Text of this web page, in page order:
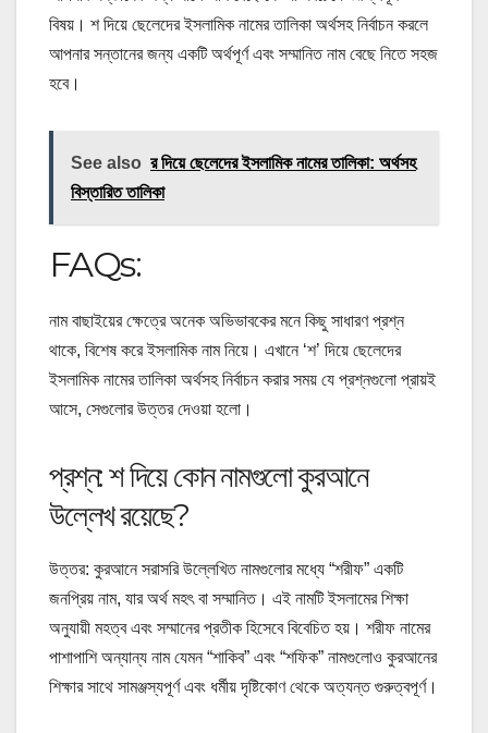
বিষয়। শ দিয়ে ছেলেদের ইসলামিক নামের তালিকা অর্থসহনির্বাচন করলে
আপনার সন্তানের জন্য একটি অর্থপূর্ণ এবং সম্মানিত নাম বেছে নিতে সহজ
হবে।
See also র দিয়ে ছেলেদের ইসলামিক নামের তালিকা: অর্থসহ
বিস্তারিত তালিকা
FAQs:
নাম বাছাইয়ের ক্ষেত্রে অনেক অভিভাবকের মনে কিছু সাধারণ প্রশ্ন
থাকে, বিশেষ করে ইসলামিক নাম নিয়ে। এখানে ‘শ’ দিয়ে ছেলেদের
ইসলামিক নামের তালিকা অর্থসহ নির্বাচন করার সময় যে প্রশ্নগুলো প্রায়ই
আসে, সেগুলোর উত্তর দেওয়া হলো।
প্রশ্ন: শ দিয়ে কোন নামগুলো কুরআনে
উল্লেখ রয়েছে?
উত্তর: কুরআনে সরাসরি উল্লেখিত নামগুলোর মধ্যে “শরীফ” একটি
জনপ্রিয় নাম, যার অর্থ মহৎ বা সম্মানিত। এই নামটি ইসলামের শিক্ষা
অনুযায়ী মহত্ব এবং সম্মানের প্রতীক হিসেবে বিবেচিত হয়। শরীফ নামের
পাশাপাশি অন্যান্য নাম যেমন “শাকিব” এবং “শফিক” নামগুলোও কুরআনের
শিক্ষার সাথে সামঞ্জস্যপূর্ণ এবং ধর্মীয় দৃষ্টিকোণ থেকে অত্যন্ত গুরুত্বপূর্ণ।